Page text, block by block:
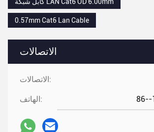
الاتصالات
الاتصالات:
الهاتف: 86--
0.57mm Cat6 Lan Cable